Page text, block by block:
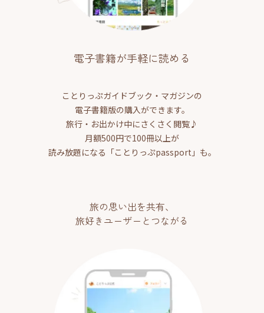
電子書籍が手軽に読める
ことりっぷガイドブック・マガジンの
電子書籍版の購入ができます。
旅行・お出かけ中にさくさく閲覧♪
月額500円で100冊以上が
読み放題になる「ことりっぷpassport」も。
旅の思い出を共有、
旅好きユーザーとつながる